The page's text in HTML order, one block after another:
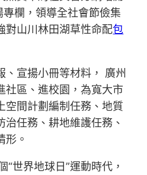
專欄，領導全社會節儉集
對山川林田湖草性命配包
、宣揚小冊等材料， 廣州
社區、進校園，為寬大市
空間計劃編制任務、地質
治任務、耕地維護任務、
形。
世界地球日”運動時代，